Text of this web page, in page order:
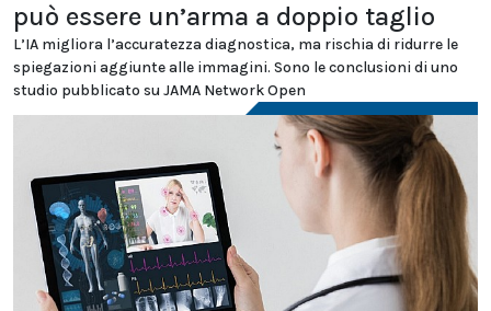
può essere un’arma a doppio taglio
L’IA migliora l’accuratezza diagnostica, ma rischia di ridurre le
spiegazioni aggiunte alle immagini. Sono le conclusioni di uno
studio pubblicato su JAMA Network Open